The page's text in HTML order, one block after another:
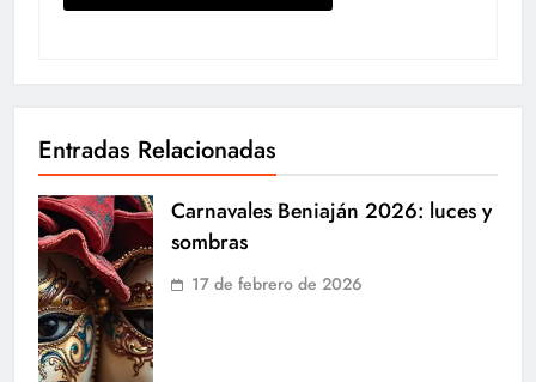
Entradas Relacionadas
Carnavales Beniaján 2026: luces y
sombras
17 de febrero de 2026